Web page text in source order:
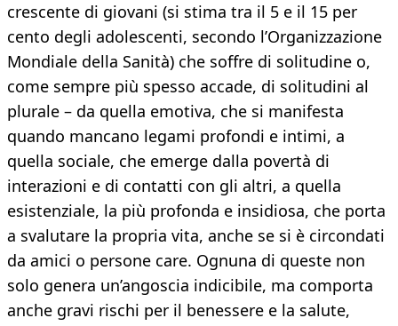
crescente di giovani (si stima tra il 5 e il 15 per
cento degli adolescenti, secondo l’Organizzazione
Mondiale della Sanità) che soffre di solitudine o,
come sempre più spesso accade, di solitudini al
plurale – da quella emotiva, che si manifesta
quando mancano legami profondi e intimi, a
quella sociale, che emerge dalla povertà di
interazioni e di contatti con gli altri, a quella
esistenziale, la più profonda e insidiosa, che porta
a svalutare la propria vita, anche se si è circondati
da amici o persone care. Ognuna di queste non
solo genera un’angoscia indicibile, ma comporta
anche gravi rischi per il benessere e la salute,